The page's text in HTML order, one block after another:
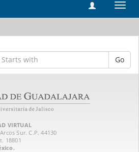
Go
VIRTUAL
Sur. C.P. 44130
3268 8888‏ ext. 18801